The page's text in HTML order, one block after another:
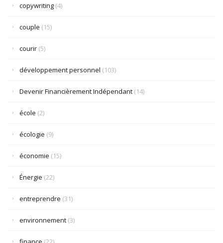
copywriting (4)
couple (15)
courir (5)
développement personnel (103)
Devenir Financièrement Indépendant (14)
école (2)
écologie (9)
économie (15)
Énergie (22)
entreprendre (31)
environnement (3)